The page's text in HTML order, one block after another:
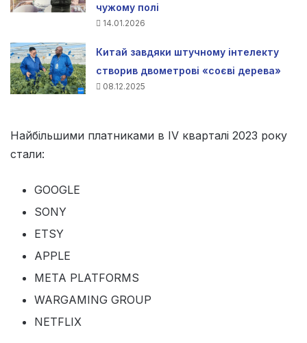
чужому полі
14.01.2026
Китай завдяки штучному інтелекту
створив двометрові «соєві дерева»
08.12.2025
Найбільшими платниками в ІV кварталі 2023 року
стали:
GOOGLE
SONY
ETSY
APPLE
META PLATFORMS
WARGAMING GROUP
NETFLIX